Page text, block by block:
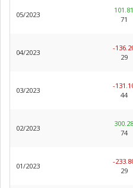
05/2023
101.81
71
04/2023
-
29
03/2023
-
44
02/2023
300.28
74
01/2023
-
29